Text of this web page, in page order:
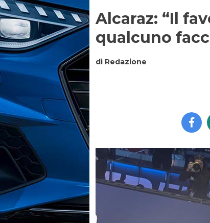
Alcaraz: “Il
qualcuno
di Redazione